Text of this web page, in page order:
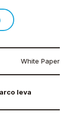
White Paper
Ieva